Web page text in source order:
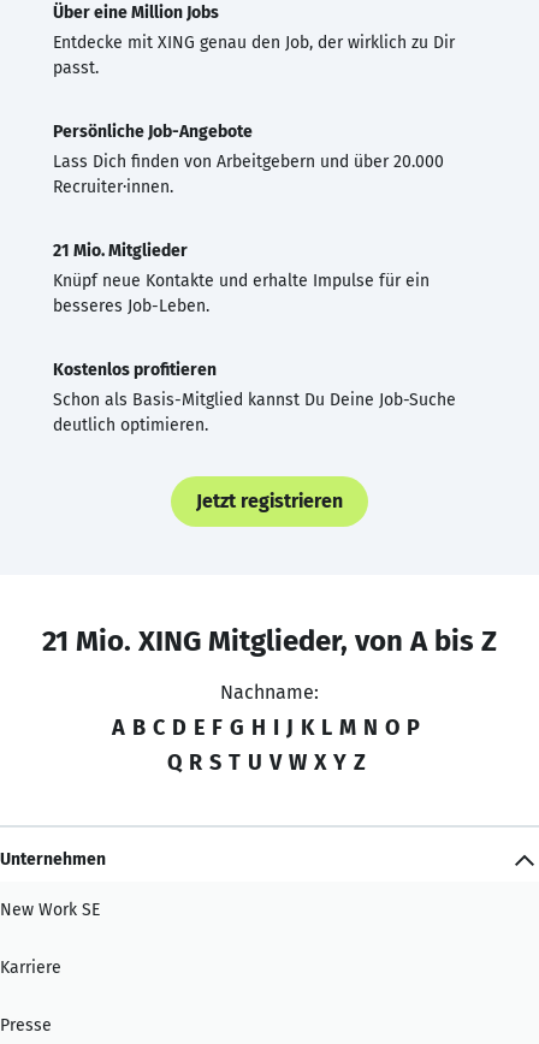
Über eine Million Jobs
Entdecke mit XING genau den Job, der wirklich zu Dir
passt.
Persönliche Job-Angebote
Lass Dich finden von Arbeitgebern und über 20.000
Recruiter·innen.
21 Mio. Mitglieder
Knüpf neue Kontakte und erhalte Impulse für ein
besseres Job-Leben.
Kostenlos profitieren
Schon als Basis-Mitglied kannst Du Deine Job-Suche
deutlich optimieren.
Jetzt registrieren
21 Mio. XING Mitglieder, von A bis Z
Nachname:
A B C D E F G H I J K L M N O P
Q R S T U V W X Y Z
Unternehmen
New Work SE
Karriere
Presse